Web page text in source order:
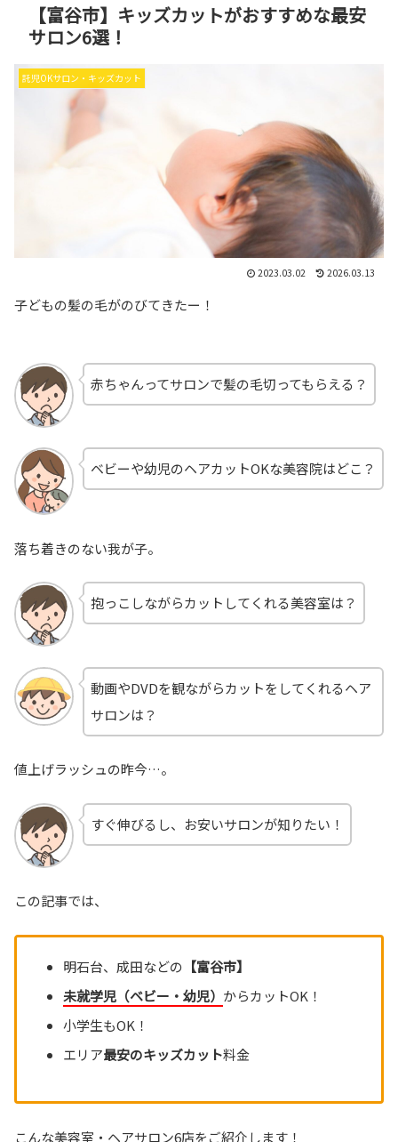
【富谷市】キッズカットがおすすめな最安
サロン6選！
託児OKサロン・キッズカット
2023.03.02 2026.03.13
子どもの髪の毛がのびてきたー！
赤ちゃんってサロンで髪の毛切ってもらえる？
ベビーや幼児のヘアカットOKな美容院はどこ？
落ち着きのない我が子。
抱っこしながらカットしてくれる美容室は？
動画やDVDを観ながらカットをしてくれるヘア
サロンは？
値上げラッシュの昨今…。
すぐ伸びるし、お安いサロンが知りたい！
この記事では、
明石台、成田などの 【富谷市】
未就学児（ベビー・幼児） からカットOK！
小学生もOK！
エリア最安のキッズカット料金
こんな美容室・ヘアサロン6店をご紹介します！